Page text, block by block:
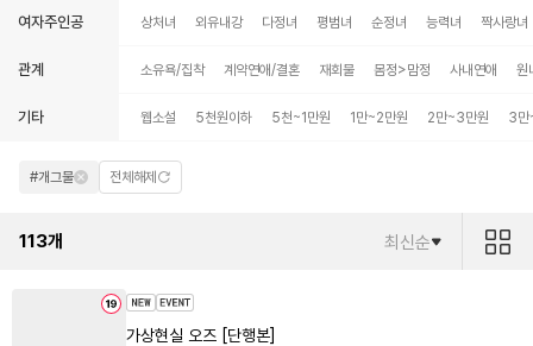
여자주인공 상처녀 외유내강 다정녀 평범녀 순정녀 능력녀 짝사랑녀
관계 소유욕/집착 계약연애/결혼 재회물 몸정>맘정 사내연애 원
기타 웹소설 5천원이하 5천~1만원 1만~2만원 2만~3만원 3만
#개그물 전체해제
113개 최신순
가상현실 오즈 [단행본]